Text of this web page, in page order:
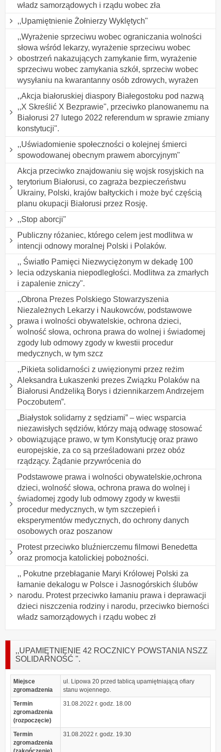
władz samorządowych i rządu wobec zła
,,Upamiętnienie Żołnierzy Wyklętych"
,,Wyrażenie sprzeciwu wobec ograniczania wolności
słowa wśród lekarzy, wyrażenie sprzeciwu wobec
obostrzeń nakazujących zamykanie firm, wyrażenie
sprzeciwu wobec zamykania szkół, sprzeciw wobec
wysyłaniu na kwarantanny osób zdrowych, wyrażen
,,Akcja białoruskiej diaspory Białegostoku pod nazwą
,,X Skreślić X Bezprawie", przeciwko planowanemu na
Białorusi 27 lutego 2022 referendum w sprawie zmiany
konstytucji".
,,Uświadomienie społeczności o kolejnej śmierci
spowodowanej obecnym prawem aborcyjnym"
Akcja przeciwko znajdowaniu się wojsk rosyjskich na
terytorium Białorusi, co zagraża bezpieczeństwu
Ukrainy, Polski, krajów bałtyckich i może być częścią
planu okupacji Białorusi przez Rosję.
,,Stop aborcji"
Publiczny różaniec, którego celem jest modlitwa w
intencji odnowy moralnej Polski i Polaków.
,, Światło Pamięci Niezwyciężonym w dekadę 100
lecia odzyskania niepodległości. Modlitwa za zmarłych
i zapalenie zniczy".
,,Obrona Prezes Polskiego Stowarzyszenia
Niezależnych Lekarzy i Naukowców, podstawowe
prawa i wolności obywatelskie, ochrona dzieci,
wolność słowa, ochrona prawa do wolnej i świadomej
zgody lub odmowy zgody w kwestii procedur
medycznych, w tym szcz
,,Pikieta solidarności z uwięzionymi przez reżim
Aleksandra Łukaszenki prezes Związku Polaków na
Białorusi Andżeliką Borys i dziennikarzem Andrzejem
Poczobutem”.
„Białystok solidarny z sędziami” – wiec wsparcia
niezawisłych sędziów, którzy mają odwagę stosować
obowiązujące prawo, w tym Konstytucję oraz prawo
europejskie, za co są prześladowani przez obóz
rządzący. Żądanie przywrócenia do
Podstawowe prawa i wolności obywatelskie,ochrona
dzieci, wolność słowa, ochrona prawa do wolnej i
świadomej zgody lub odmowy zgody w kwestii
procedur medycznych, w tym szczepień i
eksperymentów medycznych, do ochrony danych
osobowych oraz poszanow
Protest przeciwko bluźnierczemu filmowi Benedetta
oraz promocja katolickiej pobożności.
,, Pokutne przebłaganie Maryi Królowej Polski za
łamanie dekalogu w Polsce i Jasnogórskich ślubów
narodu. Protest przeciwko łamaniu prawa i deprawacji
dzieci niszczenia rodziny i narodu, przeciwko bierności
władz samorządowych i rządu wobec zł
,,UPAMIĘTNIENIE 42 ROCZNICY POWSTANIA NSZZ
SOLIDARNOŚĆ ".
Miejsce
zgromadzenia
ul. Lipowa 20 przed tablicą upamiętniającą ofiary
stanu wojennego.
Termin
zgromadzenia
(rozpoczęcie)
31.08.2022 r. godz. 18.00
Termin
zgromadzenia
31.08.2022 r. godz. 19.30